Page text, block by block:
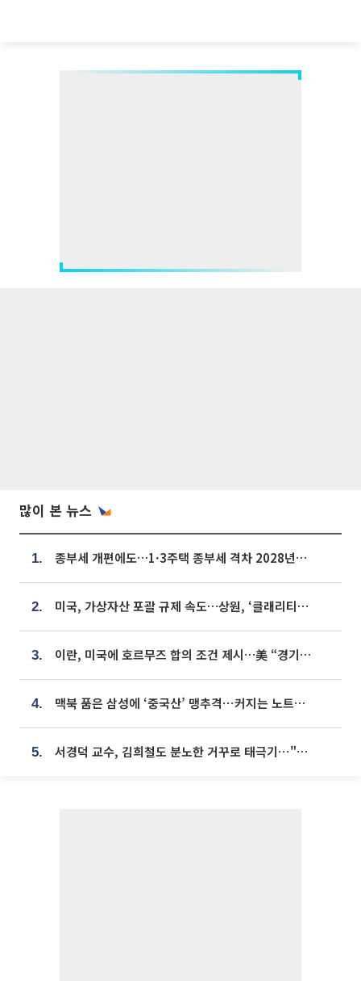
많이 본 뉴스
1. 종부세 개편에도…1·3주택 종부세 격차 2028년부터 확대
2. 미국, 가상자산 포괄 규제 속도…상원, ‘클래리티법’ 9월 절차투표 추진
3. 이란, 미국에 호르무즈 합의 조건 제시…美 “경기 아직 안 끝나” [종합]
4. 맥북 품은 삼성에 ‘중국산’ 맹추격⋯커지는 노트북 OLED 시장
5. 서경덕 교수, 김희철도 분노한 거꾸로 태극기⋯"엉터리는 아냐, 아쉬울 뿐"